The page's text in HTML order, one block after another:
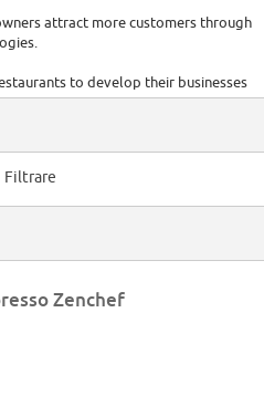
attract more customers through
to develop their businesses
that restaurant owners don’t have
extra necessary tools to strengthen
passionate team, we have rapidly
all over Europe!
Filtrare
Zenchef